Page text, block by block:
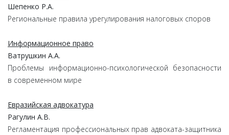
Шепенко Р.А.
Региональные правила урегулирования налоговых споров
Информационное право
Ватрушкин А.А.
Проблемы информационно-психологической безопасности
в современном мире
Евразийская адвокатура
Рагулин А.В.
Регламентация профессиональных прав адвоката-защитника